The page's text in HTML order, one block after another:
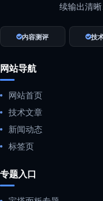
续输出清晰
内容测评 技
网站导航
网站首页
技术文章
新闻动态
标签页
专题入口